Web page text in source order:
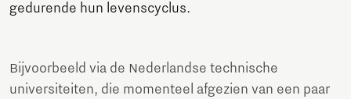
gedurende hun levenscyclus.
Bijvoorbeeld via de Nederlandse technische
universiteiten, die momenteel afgezien van een paar